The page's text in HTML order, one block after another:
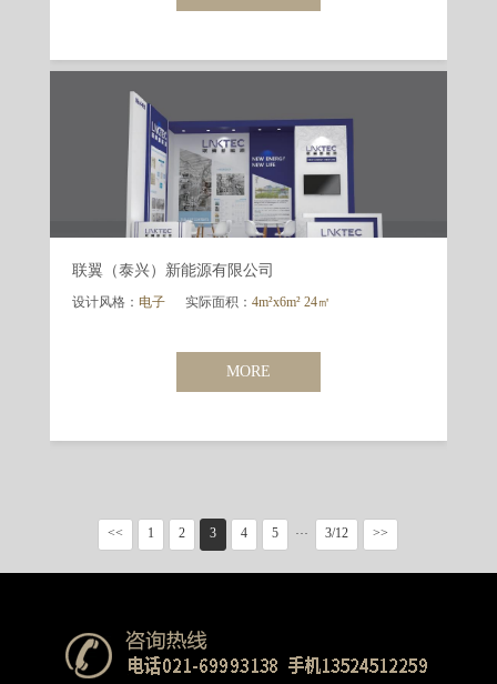
联翼（泰兴）新能源有限公司
设计风格： 电子 实际面积： 4m²x6m² 24㎡
MORE
<< 1 2 3 4 5 ··· 3/12 >>